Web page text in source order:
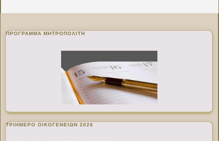
ΠΡΌΓΡΑΜΜΑ ΜΗΤΡΟΠΟΛΊΤΗ
ΤΡΙΗΜΕΡΟ ΟΙΚΟΓΕΝΕΙΩΝ 2026